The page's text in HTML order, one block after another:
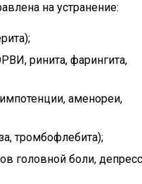
на устранение:
ринита, фарингита,
аменореи,
тромбофлебита);
головной боли,